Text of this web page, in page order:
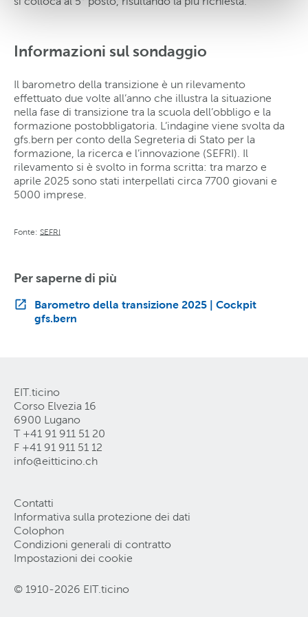
Informazioni sul sondaggio
Il barometro della transizione è un rilevamento
effettuato due volte all’anno che illustra la situazione
nella fase di transizione tra la scuola dell’obbligo e la
formazione postobbligatoria. L’indagine viene svolta da
gfs.bern per conto della Segreteria di Stato per la
formazione, la ricerca e l’innovazione (SEFRI). Il
rilevamento si è svolto in forma scritta: tra marzo e
aprile 2025 sono stati interpellati circa 7700 giovani e
5000 imprese.
Fonte: SEFRI
Per saperne di più
Barometro della transizione 2025 | Cockpit
gfs.bern
EIT.ticino
Corso Elvezia 16
6900 Lugano
T +41 91 911 51 20
F +41 91 911 51 12
info@eitticino ch
Contatti
Informativa sulla protezione dei dati
Colophon
Condizioni generali di contratto
Impostazioni dei cookie
© 1910-2026 EIT.ticino